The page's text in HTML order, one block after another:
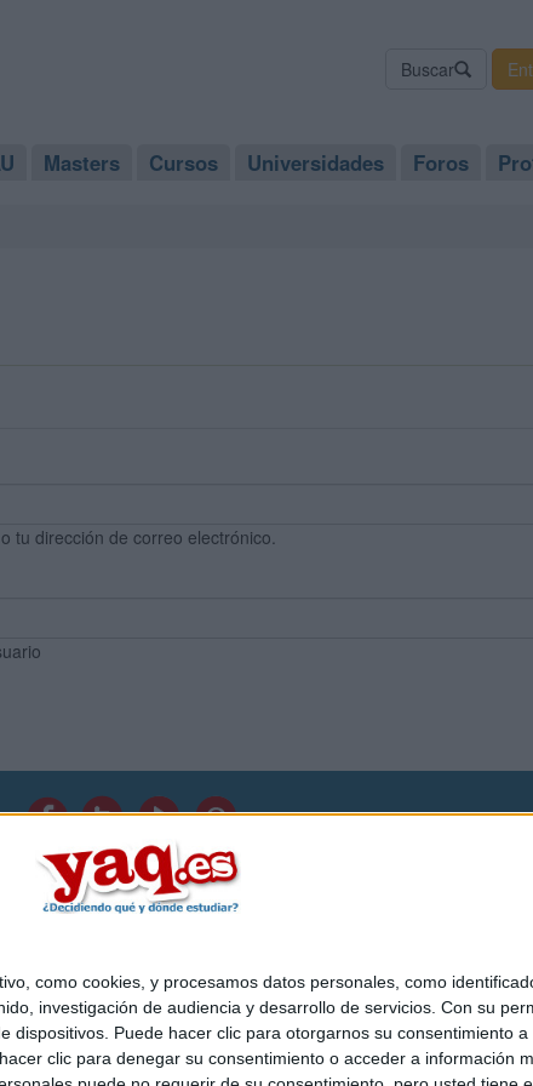
como cookies, y procesamos datos personales, como
investigación de audiencia y desarrollo de servicios. Con su
Puede hacer clic para otorgarnos su consentimiento
clic para denegar su consentimiento o acceder a información
Buscar
Masters Cursos Universidades Foros
tu dirección de correo electrónico.
Quiénes somos| Contactar|Anúnciate
privacidad|Condiciones generales
- Diego de León 47 - 28006 Madrid [ESPAÑA] - Tel. +34 91 593